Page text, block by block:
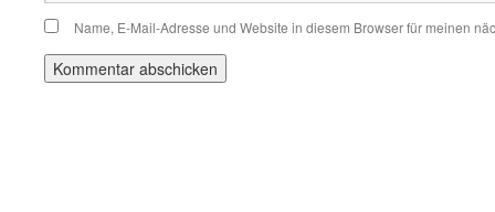
Name, E-Mail-Adresse und Website in diesem Browser für meinen